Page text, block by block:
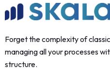
Forget the complexity of
managing all your processes
structure.